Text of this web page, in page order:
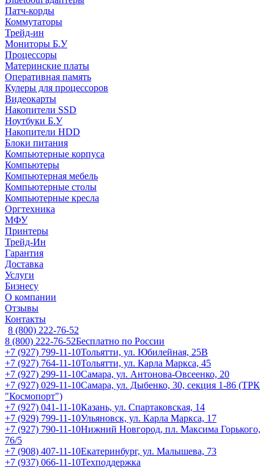
Патч-корды
Коммутаторы
Трейд-ин
Мониторы Б.У
Процессоры
Материнские платы
Оперативная память
Кулеры для процессоров
Видеокарты
Накопители SSD
Ноутбуки Б.У
Накопители HDD
Блоки питания
Компьютерные корпуса
Компьютеры
Компьютерная мебель
Компьютерные столы
Компьютерные кресла
Оргтехника
МФУ
Принтеры
Трейд-Ин
Гарантия
Доставка
Услуги
Бизнесу
О компании
Отзывы
Контакты
8 (800) 222-76-52
8 (800) 222-76-52Бесплатно по России
+7 (927) 799-11-10Тольятти, ул. Юбилейная, 25В
+7 (927) 764-11-10Тольятти, ул. Карла Маркса, 45
+7 (927) 299-11-10Самара, ул. Антонова-Овсеенко, 20
+7 (927) 029-11-10Самара, ул. Дыбенко, 30, секция 1-86 (ТРК
"Космопорт")
+7 (927) 041-11-10Казань, ул. Спартаковская, 14
+7 (929) 799-11-10Ульяновск, ул. Карла Маркса, 17
+7 (927) 790-11-10Нижний Новгород, пл. Максима Горького,
76/5
+7 (908) 407-11-10Екатеринбург, ул. Малышева, 73
+7 (937) 066-11-10Техподдержка